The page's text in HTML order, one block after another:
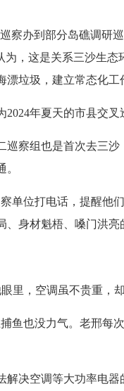
办到部分岛礁调研
，这是关系三沙生
垃圾，建立常态化工
年夏天的市县交叉
组也是首次去三沙
位打电话，提醒他
身材魁梧、嗓门洪亮
，空调虽不贵重，却
也没力气。老邢每
空调等大功率电器